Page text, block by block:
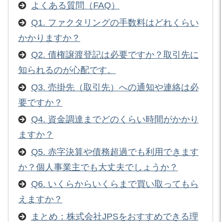
よくある質問（FAQ）
Q1. ファクタリングの手数料はどれくらい
かかりますか？
Q2. 債権譲渡登記は必要ですか？取引先に
知られるのが心配です。
Q3. 売掛先（取引先）への通知や連絡は必
要ですか？
Q4. 資金調達までどのくらい時間がかかり
ますか？
Q5. 赤字決算や債務超過でも利用できます
か？個人事業主でも大丈夫でしょうか？
Q6. いくらからいくらまで買い取ってもら
えますか？
まとめ：株式会社JPSをおすすめできる理